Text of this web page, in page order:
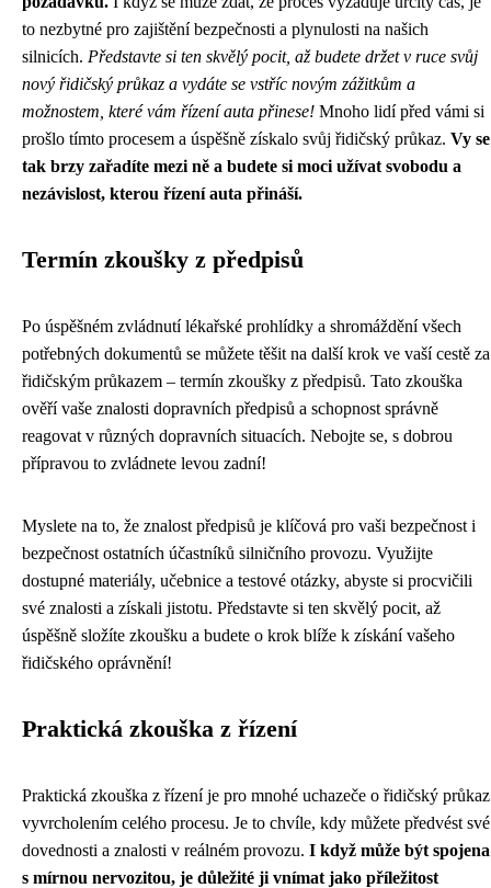
to nezbytné pro zajištění bezpečnosti a plynulosti na našich
silnicích. Představte si ten skvělý pocit, až budete držet v ruce svůj
nový řidičský průkaz a vydáte se vstříc novým zážitkům a
možnostem, které vám řízení auta přinese! Mnoho lidí před vámi si
prošlo tímto procesem a úspěšně získalo svůj řidičský průkaz. Vy se
tak brzy zařadíte mezi ně a budete si moci užívat svobodu a
nezávislost, kterou řízení auta přináší.
Termín zkoušky z předpisů
Po úspěšném zvládnutí lékařské prohlídky a shromáždění všech
potřebných dokumentů se můžete těšit na další krok ve vaší cestě za
řidičským průkazem – termín zkoušky z předpisů. Tato zkouška
ověří vaše znalosti dopravních předpisů a schopnost správně
reagovat v různých dopravních situacích. Nebojte se, s dobrou
přípravou to zvládnete levou zadní!
Myslete na to, že znalost předpisů je klíčová pro vaši bezpečnost i
bezpečnost ostatních účastníků silničního provozu. Využijte
dostupné materiály, učebnice a testové otázky, abyste si procvičili
své znalosti a získali jistotu. Představte si ten skvělý pocit, až
úspěšně složíte zkoušku a budete o krok blíže k získání vašeho
řidičského oprávnění!
Praktická zkouška z řízení
Praktická zkouška z řízení je pro mnohé uchazeče o řidičský průkaz
vyvrcholením celého procesu. Je to chvíle, kdy můžete předvést své
dovednosti a znalosti v reálném provozu. I když může být spojena
s mírnou nervozitou, je důležité ji vnímat jako příležitost